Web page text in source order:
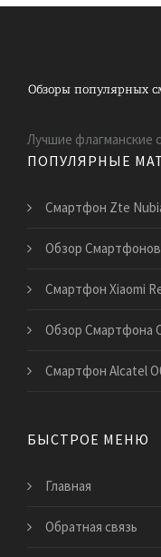
Лучшие флагманские
ПОПУЛЯРНЫЕ
Смартфон Zte
Обзор
Смартфон Xiaomi
Обзор Смартфона
Смартфон Alcatel
БЫСТРОЕ МЕНЮ
Главная
Обратная связь